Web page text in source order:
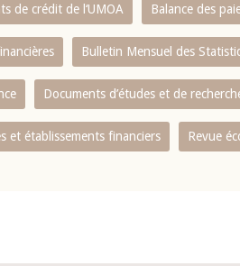
de crédit de l‘UMOA Balance des
Bulletin Mensuel des
Documents d’études et de
et établissements financiers Revue